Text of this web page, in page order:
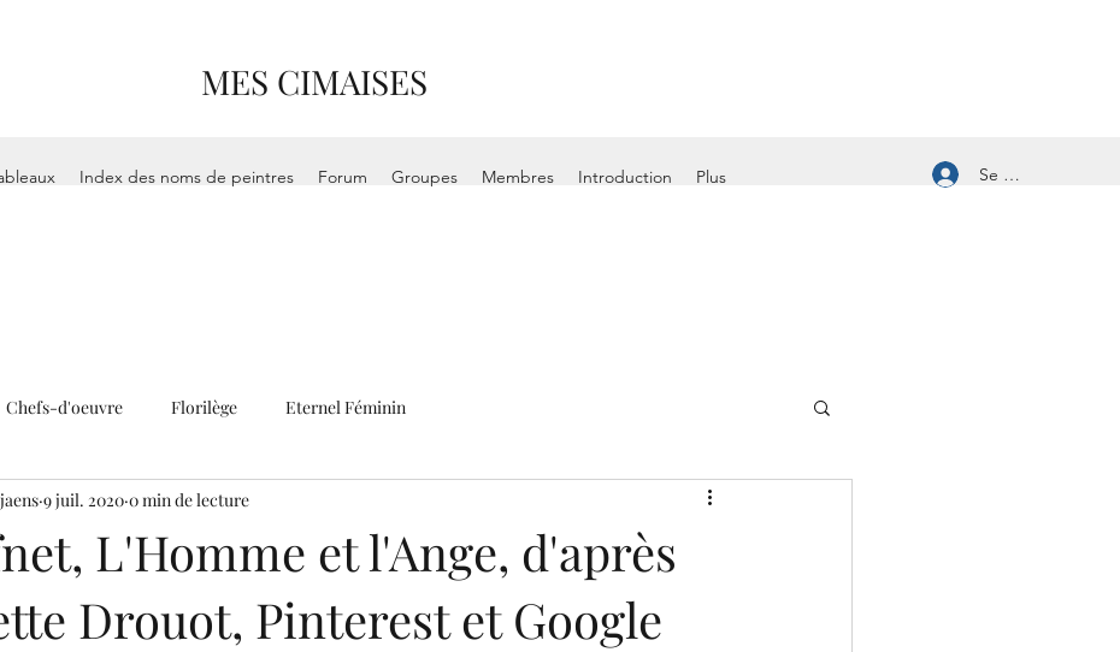
MES CIMAISES
Index des noms de peintres Forum Groupes Membres Introduction Plus Se connecter
Chefs-d'oeuvre Florilège Eternel Féminin
L'Homme et l'Ange, d'après
Drouot, Pinterest et Google
9 juil. 2020 0 min de lecture